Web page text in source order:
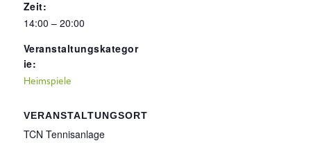
Zeit:
14:00 – 20:00
Veranstaltungskategor
ie:
Heimspiele
VERANSTALTUNGSORT
TCN Tennisanlage